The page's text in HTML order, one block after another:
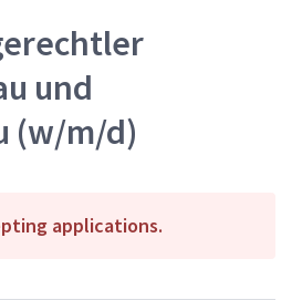
und
(w/m/d)
applications.